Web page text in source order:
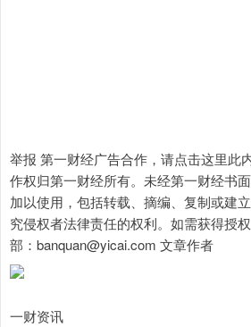
举报 第一财经广告合作，请点击这里此
作权归第一财经所有。未经第一财经书
加以使用，包括转载、摘编、复制或建
究侵权者法律责任的权利。如需获得授
部：banquan@yicai.com 文章作者
一财资讯